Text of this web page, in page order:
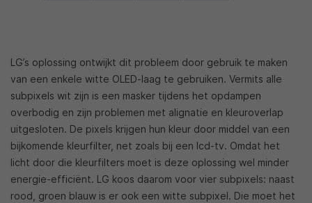
LG’s oplossing ontwijkt dit probleem door gebruik te maken
van een enkele witte OLED-laag te gebruiken. Vermits alle
subpixels wit zijn is een masker tijdens het opdampen
overbodig en zijn problemen met alignatie en kleuroverlap
uitgesloten. De pixels krijgen hun kleur door middel van een
bijkomende kleurfilter, net zoals bij een lcd-tv. Omdat het
licht door die kleurfilters moet is deze oplossing wel minder
energie-efficiënt. LG koos daarom voor vier subpixels: naast
rood, groen blauw is er ook een witte subpixel. Die moet het